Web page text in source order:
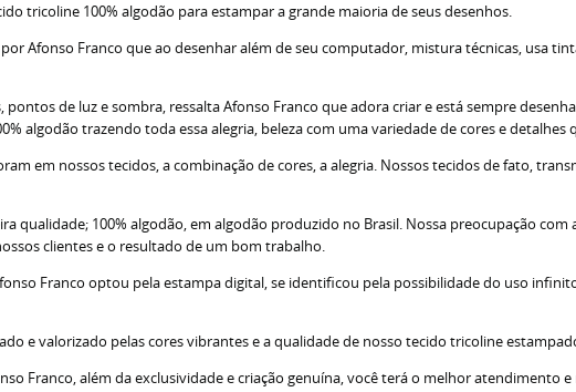
tricoline 100% algodão para estampar a grande maioria de seus desenhos.
Afonso Franco que ao desenhar além de seu computador, mistura técnicas, usa
de luz e sombra, ressalta Afonso Franco que adora criar e está sempre
algodão trazendo toda essa alegria, beleza com uma variedade de cores e
em nossos tecidos, a combinação de cores, a alegria. Nossos tecidos de fato,
qualidade; 100% algodão, em algodão produzido no Brasil. Nossa preocupação com
clientes e o resultado de um bom trabalho.
Franco optou pela estampa digital, se identificou pela possibilidade do uso
e valorizado pelas cores vibrantes e a qualidade de nosso tecido tricoline
Franco, além da exclusividade e criação genuína, você terá o melhor atendimento